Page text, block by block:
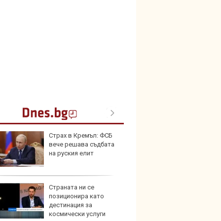
Страх в Кремъл: ФСБ
вече решава съдбата
на руския елит
Страната ни се
позиционира като
дестинация за
космически услуги